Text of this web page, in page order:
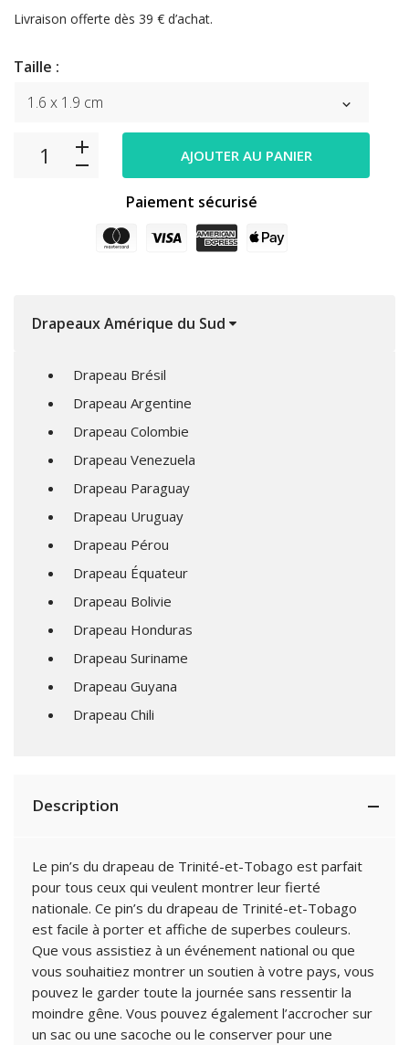
Livraison offerte dès 39 € d’achat.
Taille :
AJOUTER AU PANIER
Paiement sécurisé
Drapeaux Amérique du Sud
Drapeau Brésil
Drapeau Argentine
Drapeau Colombie
Drapeau Venezuela
Drapeau Paraguay
Drapeau Uruguay
Drapeau Pérou
Drapeau Équateur
Drapeau Bolivie
Drapeau Honduras
Drapeau Suriname
Drapeau Guyana
Drapeau Chili
Description
Le pin’s du drapeau de Trinité-et-Tobago est parfait
pour tous ceux qui veulent montrer leur fierté
nationale. Ce pin’s du drapeau de Trinité-et-Tobago
est facile à porter et affiche de superbes couleurs.
Que vous assistiez à un événement national ou que
vous souhaitiez montrer un soutien à votre pays, vous
pouvez le garder toute la journée sans ressentir la
moindre gêne. Vous pouvez également l’accrocher sur
un sac ou une sacoche ou le conserver pour une